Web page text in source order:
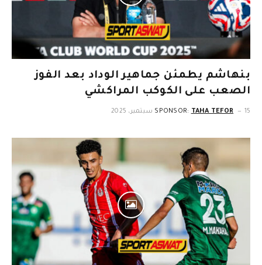
بنهاشم يطمئن جماهير الوداد بعد الفوز
الصعب على الكوكب المراكشي
SPONSOR:TAHA TEFOR 15 سبتمبر، 2025